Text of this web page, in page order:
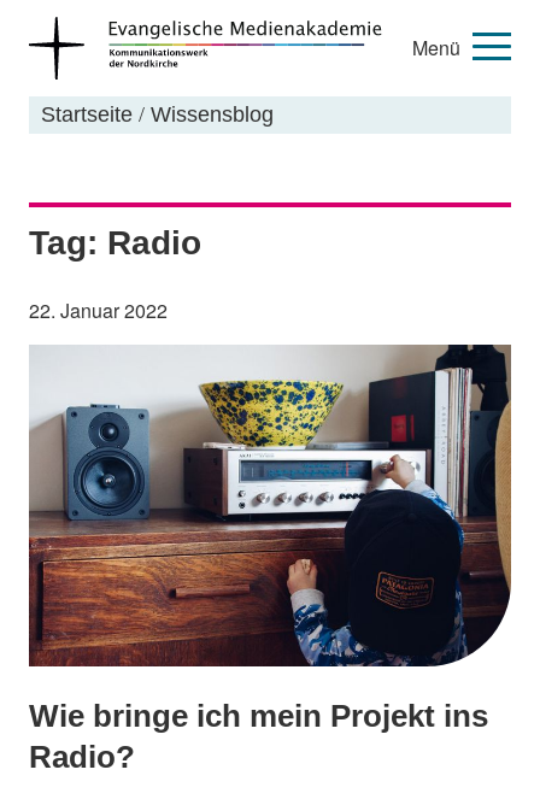
Menü
Startseite / Wissensblog
Tag: Radio
22. Januar 2022
Wie bringe ich mein Projekt ins
Radio?